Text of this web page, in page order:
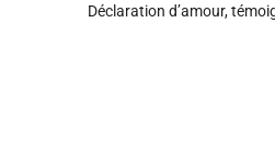
Déclaration d’amour,